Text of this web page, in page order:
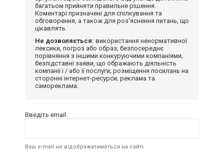
багатьом прийняти правильне рішення.
Коментарі призначені для спілкування та
обговорення, а також для роз'яснення питань, що
цікавлять.
Не дозволяється: використання ненормативної
лексики, погроз або образ; безпосереднє
порівняння з іншими конкуруючими компаніями;
безпідставні заяви, що ображають діяльність
компанії і / або її послуги; розміщення посилань на
сторонні інтернет-ресурси; реклама та
самореклама.
Введіть email:
Ваш e-mail не відображатиметься на сайті